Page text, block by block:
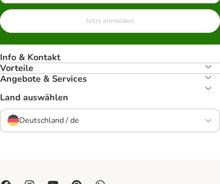
Jetzt anmelden
Info & Kontakt
Vorteile
Angebote & Services
Land auswählen
Deutschland / de